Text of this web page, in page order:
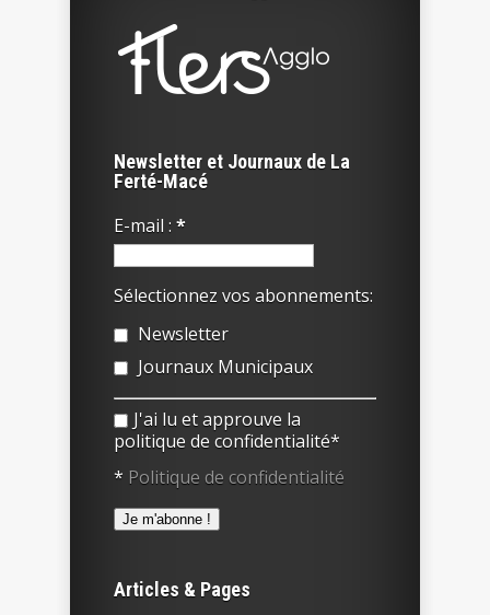
Newsletter et Journaux de La
Ferté-Macé
E-mail : *
Sélectionnez vos abonnements:
Newsletter
Journaux Municipaux
J'ai lu et approuve la
politique de confidentialité*
* Politique de confidentialité
Articles & Pages